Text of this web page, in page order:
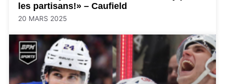
les partisans!» – Caufield
20 MARS 2025